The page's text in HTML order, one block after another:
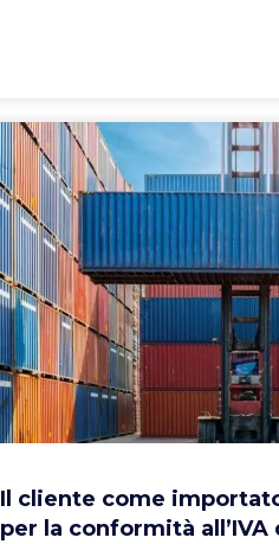
Il cliente come
per la conformità all’IVA